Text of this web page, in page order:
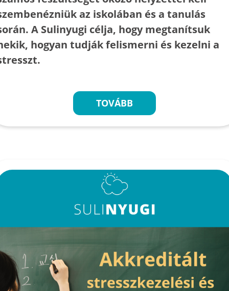
az iskolában és a tanulás
A Sulinyugi célja, hogy megtanítsuk
hogyan tudják felismerni és kezelni a
TOVÁBB